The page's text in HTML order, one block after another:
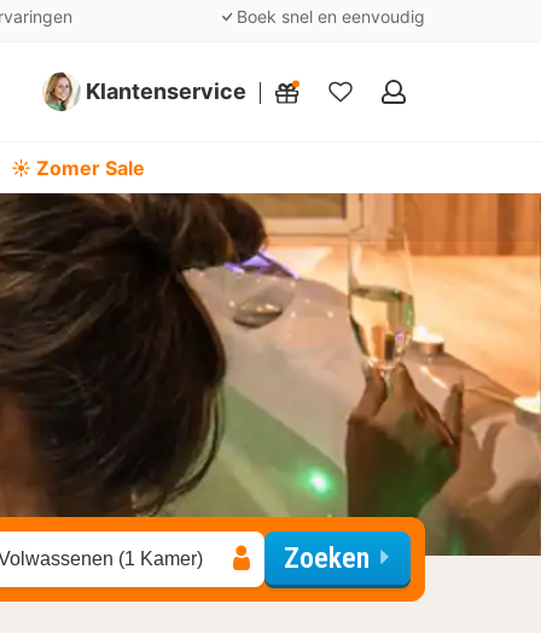
Boek snel en eenvoudig
Klantenservice
Mijn
☀️ Zomer Sale
(1 Kamer) Zoeken